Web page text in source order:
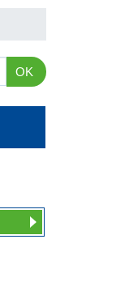
OK